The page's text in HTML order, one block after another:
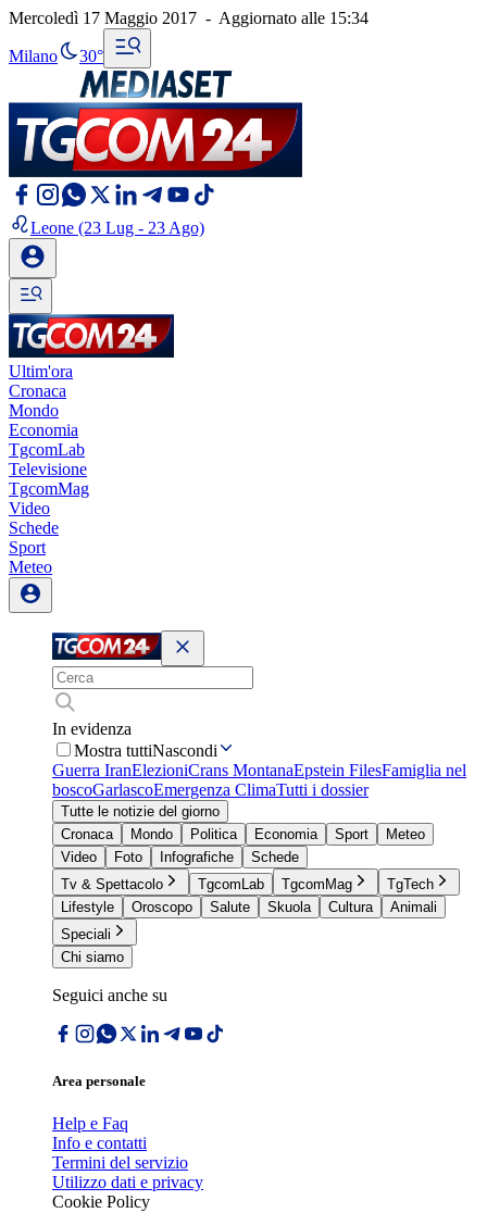
Mercoledì 17 Maggio 2017 - Aggiornato alle 15:34
Milano 30°
Leone (23 Lug - 23 Ago)
Ultim'ora
Cronaca
Mondo
Economia
TgcomLab
Televisione
TgcomMag
Video
Schede
Sport
Meteo
In evidenza
Mostra tuttiNascondi
Guerra IranElezioniCrans MontanaEpstein FilesFamiglia nel
boscoGarlascoEmergenza ClimaTutti i dossier
Tutte le notizie del giorno
Cronaca
Mondo Politica Economia Sport
Meteo
Video
Foto Infografiche
Schede
Tv & Spettacolo
TgcomLab TgcomMag
TgTech
Lifestyle
Oroscopo Salute Skuola Cultura
Animali
Speciali
Chi siamo
Seguici anche su
Area personale
Help e Faq
Info e contatti
Termini del servizio
Utilizzo dati e privacy
Cookie Policy